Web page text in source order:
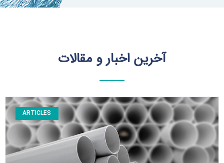
آخرین اخبار و مقالات
ARTICLES